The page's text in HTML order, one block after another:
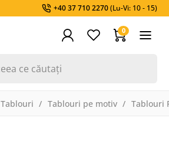
+40 37 710 2270(Lu-Vi: 10 - 15)
0
Tablouri Tablouri pe motiv Tablouri